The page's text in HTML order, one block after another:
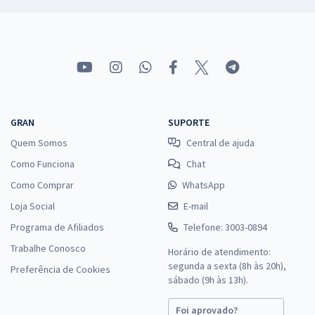
GRAN
Quem Somos
Como Funciona
Como Comprar
Loja Social
Programa de Afiliados
Trabalhe Conosco
Preferência de Cookies
SUPORTE
Central de ajuda
Chat
WhatsApp
E-mail
Telefone: 3003-0894
Horário de atendimento:
segunda a sexta (8h às 20h),
sábado (9h às 13h).
Foi aprovado?